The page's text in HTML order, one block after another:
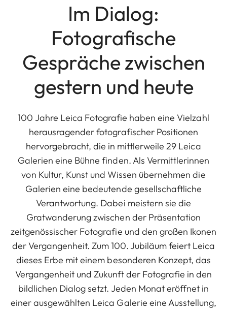
Im Dialog:
Fotografische
Gespräche zwischen
gestern und heute
100 Jahre Leica Fotografie haben eine Vielzahl
herausragender fotografischer Positionen
hervorgebracht, die in mittlerweile 29 Leica
Galerien eine Bühne finden. Als Vermittlerinnen
von Kultur, Kunst und Wissen übernehmen die
Galerien eine bedeutende gesellschaftliche
Verantwortung. Dabei meistern sie die
Gratwanderung zwischen der Präsentation
zeitgenössischer Fotografie und den großen Ikonen
der Vergangenheit. Zum 100. Jubiläum feiert Leica
dieses Erbe mit einem besonderen Konzept, das
Vergangenheit und Zukunft der Fotografie in den
bildlichen Dialog setzt. Jeden Monat eröffnet in
einer ausgewählten Leica Galerie eine Ausstellung,